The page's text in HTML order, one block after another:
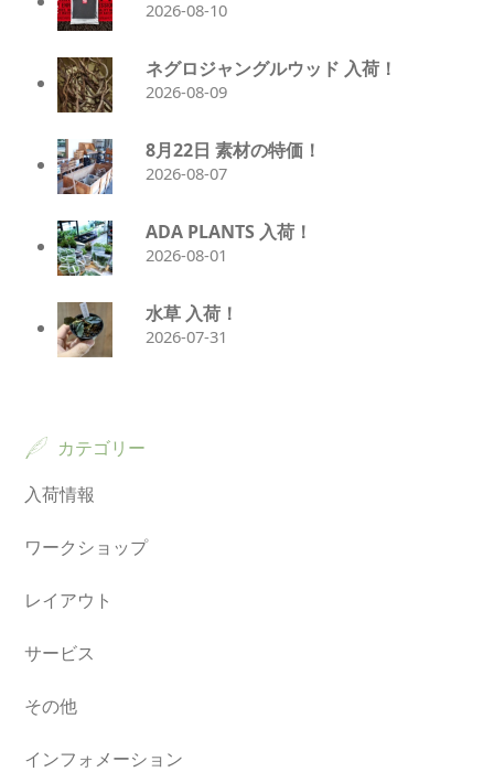
2026-08-10
ネグロジャングルウッド 入荷！
2026-08-09
8月22日 素材の特価！
2026-08-07
ADA PLANTS 入荷！
2026-08-01
水草 入荷！
2026-07-31
カテゴリー
入荷情報
ワークショップ
レイアウト
サービス
その他
インフォメーション